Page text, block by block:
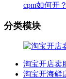
cpm如何开
分类模块
淘宝开店卖
淘宝开海鲜